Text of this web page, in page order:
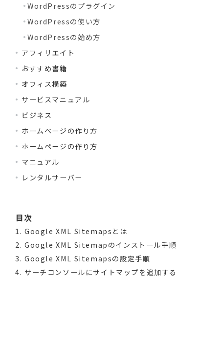
WordPressのプラグイン
WordPressの使い方
WordPressの始め方
アフィリエイト
おすすめ書籍
オフィス構築
サービスマニュアル
ビジネス
ホームページの作り方
ホームページの作り方
マニュアル
レンタルサーバー
目次
Google XML Sitemapsとは
Google XML Sitemapのインストール手順
Google XML Sitemapsの設定手順
サーチコンソールにサイトマップを追加する